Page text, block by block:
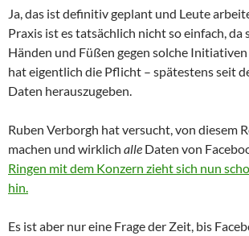
Ja, das ist definitiv geplant und Leute
Praxis ist es tatsächlich nicht so einfach, da
Händen und Füßen gegen solche
hat eigentlich die Pflicht – spätestens seit
Daten herauszugeben.
Ruben Verborgh hat versucht, von diesem
machen und wirklich alle Daten von
Ringen mit dem Konzern zieht sich nun
hin.
Es ist aber nur eine Frage der Zeit, bis